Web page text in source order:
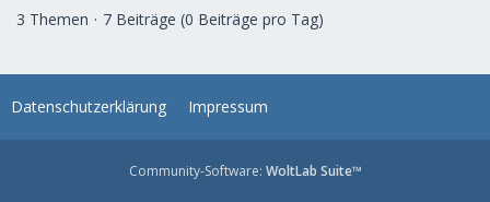
3 Themen 7 Beiträge (0 Beiträge pro Tag)
Datenschutzerklärung Impressum
Community-Software: WoltLab Suite™